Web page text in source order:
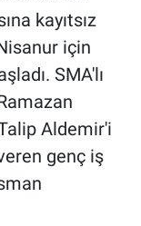
kayıtsız
için
SMA'lı
Aldemir'i
genç iş